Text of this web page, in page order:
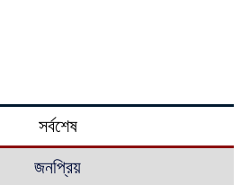
সর্বশেষ
জনপ্রিয়